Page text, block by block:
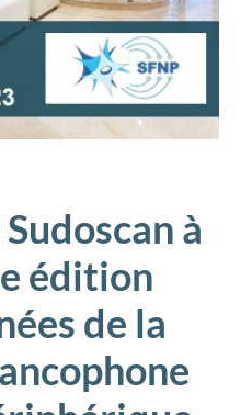
à
édition
de la